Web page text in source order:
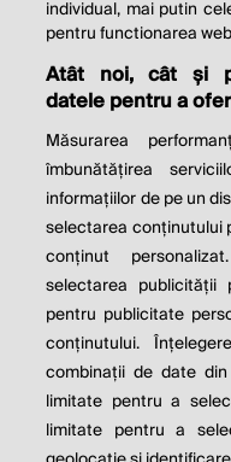
THE SOCIAL
BUSINESS
© 2026 Profit.ro.
Contact
Politica
individual, mai putin
pentru functionarea
Atât noi, cât și
datele pentru a
Măsurarea
îmbunătățirea
informațiilor de pe un
selectarea conținutului
conținut
selectarea publicității
pentru publicitate
conținutului.
combinații de date
limitate pentru a
limitate pentru a